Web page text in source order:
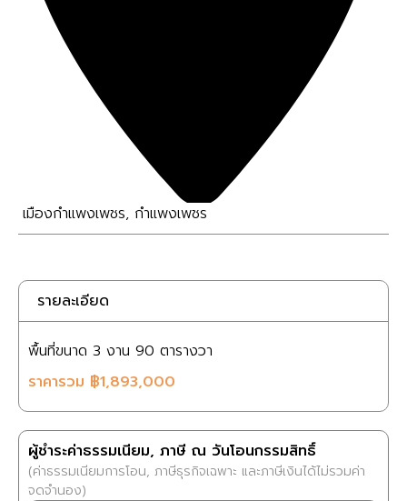
เมืองกำแพงเพชร, กำแพงเพชร
รายละเอียด
พื้นที่ขนาด 3 งาน 90 ตารางวา
ราคารวม ฿1,893,000
ผู้ชำระค่าธรรมเนียม, ภาษี ณ วันโอนกรรมสิทธิ์
(ค่าธรรมเนียมการโอน, ภาษีธุรกิจเฉพาะ และภาษีเงินได้ไม่รวมค่า
จดจำนอง)